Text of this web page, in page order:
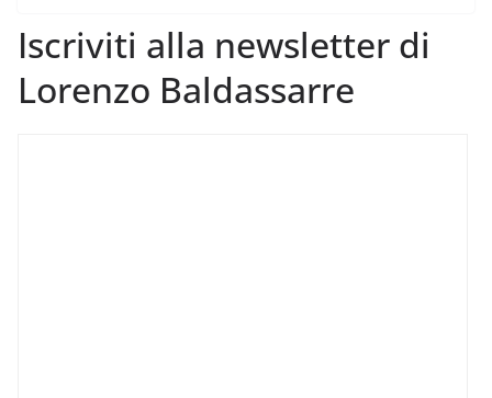
Iscriviti alla newsletter di
Lorenzo Baldassarre